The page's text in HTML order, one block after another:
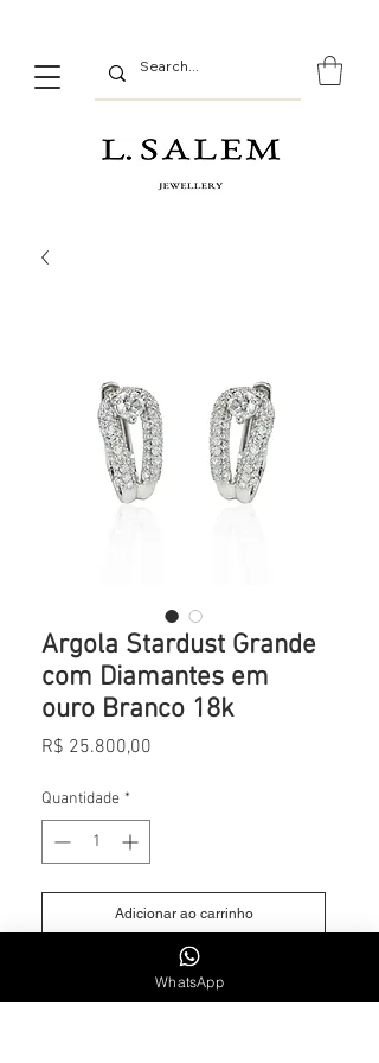
Argola Stardust Grande
com Diamantes em
ouro Branco 18k
R$ 25.800,00
Quantidade *
Adicionar ao carrinho
Pedra Central 0.46 cts
Total 1.30 cts
WhatsApp